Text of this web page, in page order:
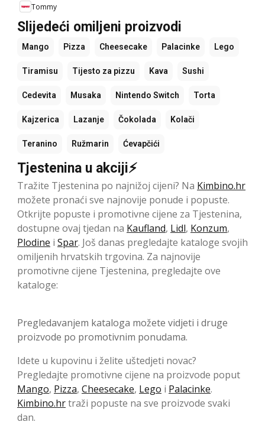
Tommy
Slijedeći omiljeni proizvodi
Mango Pizza Cheesecake Palacinke Lego
Tiramisu Tijesto za pizzu Kava Sushi
Cedevita Musaka Nintendo Switch Torta
Kajzerica Lazanje Čokolada Kolači
Teranino Ružmarin Ćevapčići
Tjestenina u akciji⚡
Tražite Tjestenina po najnižoj cijeni? Na Kimbino.hr
možete pronaći sve najnovije ponude i popuste.
Otkrijte popuste i promotivne cijene za Tjestenina,
dostupne ovaj tjedan na Kaufland, Lidl, Konzum,
Plodine i Spar. Još danas pregledajte kataloge svojih
omiljenih hrvatskih trgovina. Za najnovije
promotivne cijene Tjestenina, pregledajte ove
kataloge:
Pregledavanjem kataloga možete vidjeti i druge
proizvode po promotivnim ponudama.
Idete u kupovinu i želite uštedjeti novac?
Pregledajte promotivne cijene na proizvode poput
Mango, Pizza, Cheesecake, Lego i Palacinke.
Kimbino.hrtraži popuste na sve proizvode svaki
dan.